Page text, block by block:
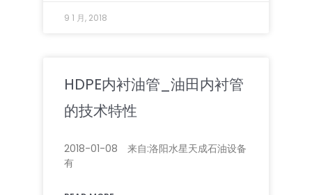
9 1 月, 2018
HDPE内衬油管_油田内衬管
的技术特性
2018-01-08 来自:洛阳水星天成石油设备
有